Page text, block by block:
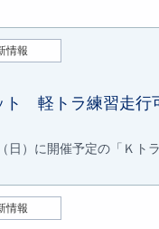
情報
ト 軽トラ練習走行
日）に開催予定の「Ｋト
情報